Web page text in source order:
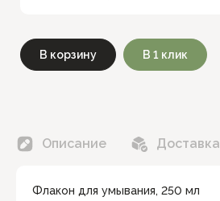
В корзину В 1 клик
Описание Доставка
Флакон для умывания, 250 мл